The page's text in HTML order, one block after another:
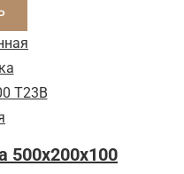
500x200x100